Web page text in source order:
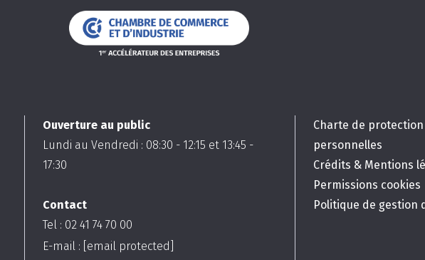
Ouverture au public
Lundi au Vendredi : 08:30 - 12:15 et 13:45 -
17:30
Contact
Tel : 02 41 74 70 00
E-mail : [email protected]
Charte de
personnelles
Crédits & Mentions
Permissions cookies
Politique de gestion